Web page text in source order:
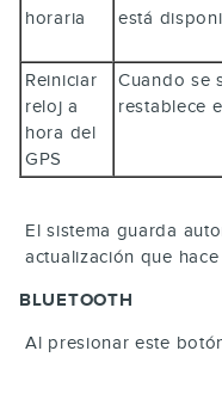
horaria
está
Reiniciar
reloj a
hora del
GPS
Cuando se
restablece
El sistema guarda
actualización que
BLUETOOTH
Al presionar este